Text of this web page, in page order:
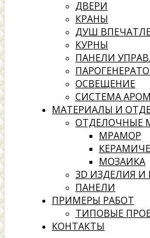
ДВЕРИ
КРАНЫ
ДУШ
КУРНЫ
ПАНЕЛИ
ОСВЕЩЕНИЕ
СИСТЕМА
МАТЕРИАЛЫ И
ОТДЕЛОЧНЫЕ
МРАМОР
МОЗАИКА
3D ИЗДЕЛИЯ И
ПАНЕЛИ
ПРИМЕРЫ РАБОТ
ТИПОВЫЕ
КОНТАКТЫ